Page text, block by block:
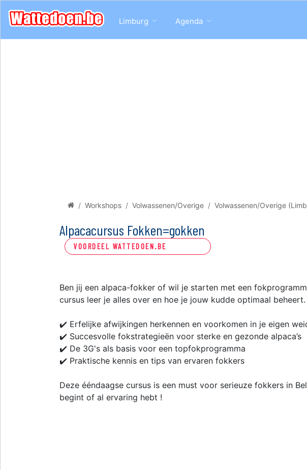
Limburg Agenda
Workshops Volwassenen/Overige Volwassenen/Overige
Alpacacursus Fokken=gokken
VOORDEEL WATTEDOEN.BE
Ben jij een alpaca-fokker of wil je starten met een
cursus leer je alles over en hoe je jouw kudde optimaal beheert.
✔️ Erfelijke afwijkingen herkennen en voorkomen in je eigen
✔️ Succesvolle fokstrategieën voor sterke en gezonde alpaca’s
✔️ De 3G's als basis voor een topfokprogramma
✔️ Praktische kennis en tips van ervaren fokkers
Deze ééndaagse cursus is een must voor serieuze fokkers in
begint of al ervaring hebt !